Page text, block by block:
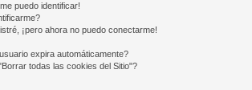
puedo identificar!
¡pero ahora no puedo conectarme!
expira automáticamente?
todas las cookies del Sitio"?